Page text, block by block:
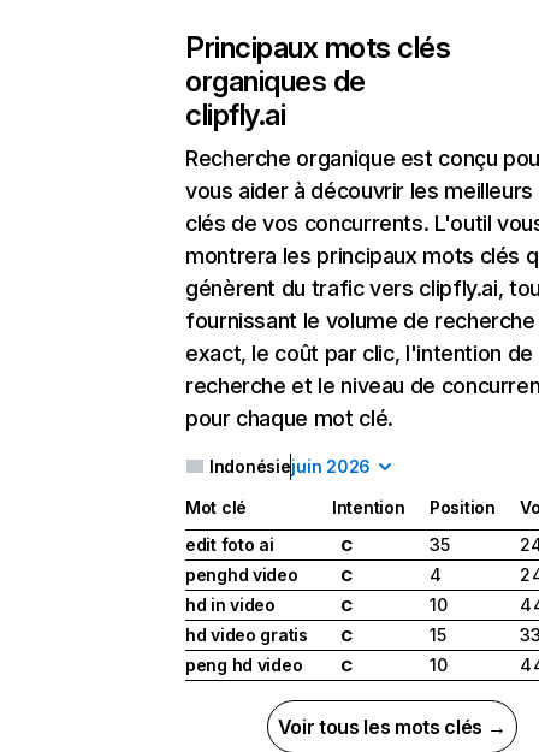
Principaux mots clés
organiques de
clipfly.ai
Recherche organique est conçu
vous aider à découvrir les
clés de vos concurrents. L'outil
montrera les principaux mots clés
génèrent du trafic vers clipfly.ai,
fournissant le volume de recherche
exact, le coût par clic, l'intention de
recherche et le niveau de
pour chaque mot clé.
Indonésiejuin 2026
Mot clé Intention Position
edit foto ai
C 35
penghd video
C 4
2
hd in video
C 10
4
hd video gratis
C 15
peng hd video
C 10 4
Voir tous les mots clés →